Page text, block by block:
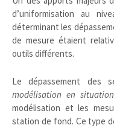
d’uniformisation au
déterminant les
de mesure étaient
outils différents.
Le dépassement des
modélisation en
modélisation et les
station de fond. Ce type